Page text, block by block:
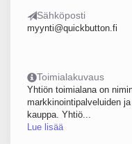
Sähköposti
myynti@quickbutton.fi
Toimialakuvaus
Yhtiön toimialana on
markkinointipalveluiden
kauppa. Yhtiö...
Lue lisää